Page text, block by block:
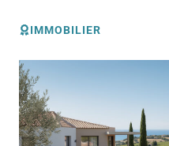
IMMOBILIER